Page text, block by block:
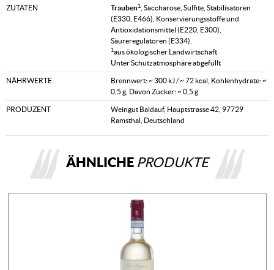
ZUTATEN Trauben1
, Saccharose, Sulfite, Stabilisatoren
(E330, E466), Konservierungsstoffe und
Antioxidationsmittel (E220, E300),
Säureregulatoren (E334).
1 aus ökologischer Landwirtschaft
Unter Schutzatmosphäre abgefüllt
NÄHRWERTE
Brennwert: ~ 300 kJ / ~ 72 kcal, Kohlenhydrate: ~
0,5 g, Davon Zucker: ~ 0,5 g
PRODUZENT
Weingut Baldauf, Hauptstrasse 42, 97729
Ramsthal, Deutschland
ÄHNLICHE PRODUKTE